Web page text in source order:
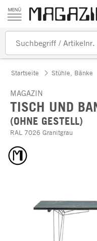
Zum Inhalt springen
Startseite Stühle, Bänke
MAGAZIN
TISCH UND
(OHNE GESTELL)
RAL 7026 Granitgrau